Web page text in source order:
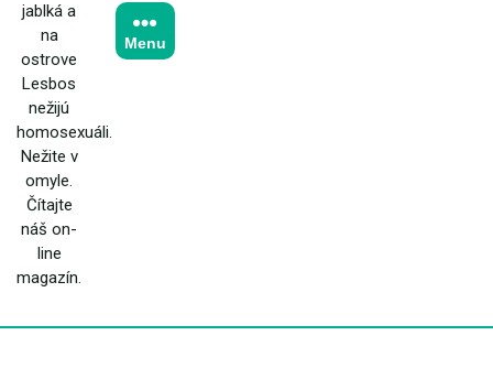
jablká a
na
ostrove
Lesbos
nežijú
homosexuáli.
Nežite v
omyle.
Čítajte
náš on-
line
magazín.
Menu